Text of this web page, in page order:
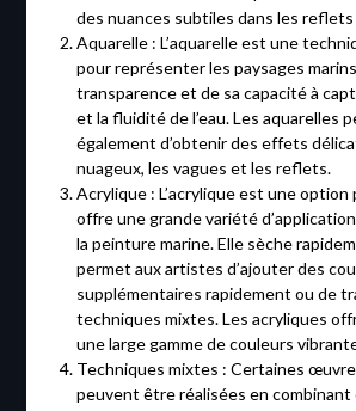
des nuances subtiles dans les
Aquarelle : L’aquarelle est une
pour représenter les paysages
transparence et de sa capacité à
et la fluidité de l’eau. Les aquarelles
également d’obtenir des effets
nuageux, les vagues et les reflets.
Acrylique : L’acrylique est une
offre une grande variété
la peinture marine. Elle sèche
permet aux artistes d’ajouter des
supplémentaires rapidement ou de
techniques mixtes. Les acryliques
une large gamme de couleurs
Techniques mixtes : Certaines
peuvent être réalisées en